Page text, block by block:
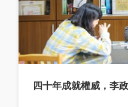
四十年成就權威，李